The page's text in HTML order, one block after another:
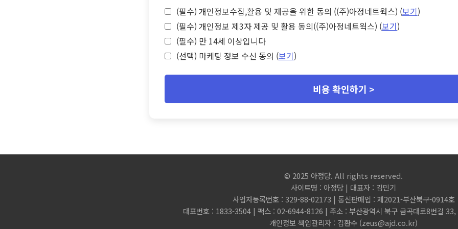
(필수) 개인정보수집,활용 및 제공을 위한 동의 ((주)아정네트웍스) (보기)
(필수) 개인정보 제3자 제공 및 활용 동의((주)아정네트웍스) (보기)
(필수) 만 14세 이상입니다
(선택) 마케팅 정보 수신 동의 (보기)
비용 확인하기 >
© 2025 아정당. All rights reserved.
사이트명 : 아정당 | 대표자 : 김민기
사업자등록번호 : 329-88-02173 | 통신판매업 : 제2021-부산북구-0914호
대표번호 : 1833-3504 | 팩스 : 02-6944-8126 | 주소 : 부산광역시 북구 금곡대로8번길 33,
개인정보 책임관리자 : 김환수 (zeus@ajd.co.kr)